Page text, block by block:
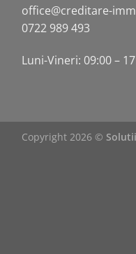
office@creditare-
0722 989 493
Luni-Vineri: 09:00 –
Copyright 2026 ©